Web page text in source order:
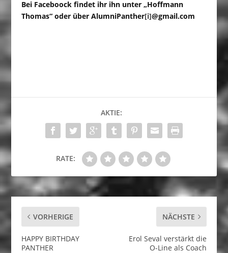
Bei Faceboock findet ihr ihn unter „Hoffmann
Thomas“ oder über AlumniPanther[i]@gmail.com
AKTIE:
RATE:
VORHERIGE
HAPPY BIRTHDAY
PANTHER
NÄCHSTE
Erol Seval verstärkt die
O-Line als Coach